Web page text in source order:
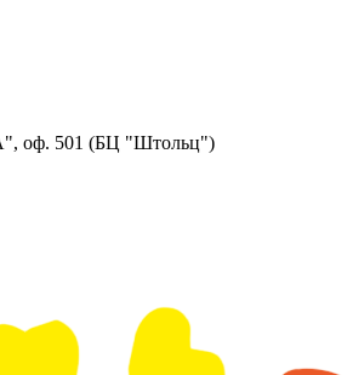
оф. 501 (БЦ "Штольц")